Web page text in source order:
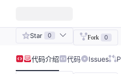
Star 0 Fork 0
代码介绍 代码 Issues